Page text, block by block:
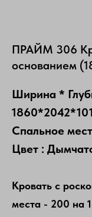
ПРАЙМ 306
основанием
Ширина *
Спальное
Цвет :
Кровать с
места - 200 на